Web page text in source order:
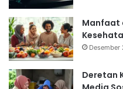
Manfaat
Desember
Deretan